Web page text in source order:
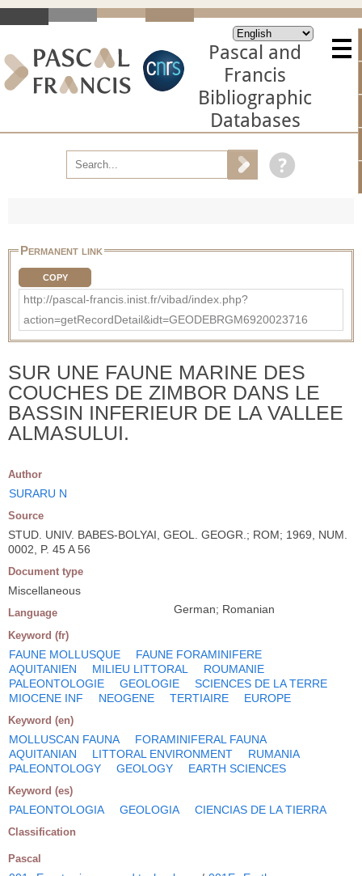
Pascal and
Francis
Bibliographic
Databases
Permanent link
COPY
http://pascal-francis.inist.fr/vibad/index.php?
action=getRecordDetail&idt=GEODEBRGM6920023716
SUR UNE FAUNE MARINE DES
COUCHES DE ZIMBOR DANS LE
BASSIN INFERIEUR DE LA VALLEE
ALMASULUI.
Author
SURARU N
Source
STUD. UNIV. BABES-BOLYAI, GEOL. GEOGR.; ROM; 1969, NUM.
0002, P. 45 A 56
Document type
Miscellaneous
Language German; Romanian
Keyword (fr)
FAUNE MOLLUSQUE
FAUNE FORAMINIFERE
AQUITANIEN
MILIEU LITTORAL
ROUMANIE
PALEONTOLOGIE
GEOLOGIE
SCIENCES DE LA TERRE
MIOCENE INF
NEOGENE TERTIAIRE EUROPE
Keyword (en)
MOLLUSCAN FAUNA
FORAMINIFERAL FAUNA
AQUITANIAN
LITTORAL ENVIRONMENT
RUMANIA
PALEONTOLOGY
GEOLOGY EARTH SCIENCES
Keyword (es)
PALEONTOLOGIA GEOLOGIA CIENCIAS DE LA TIERRA
Classification
Pascal